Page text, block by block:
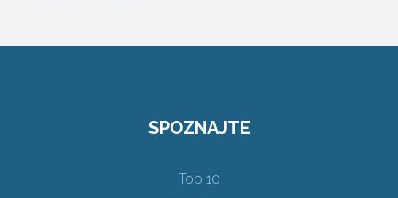
SPOZNAJTE
Top 10